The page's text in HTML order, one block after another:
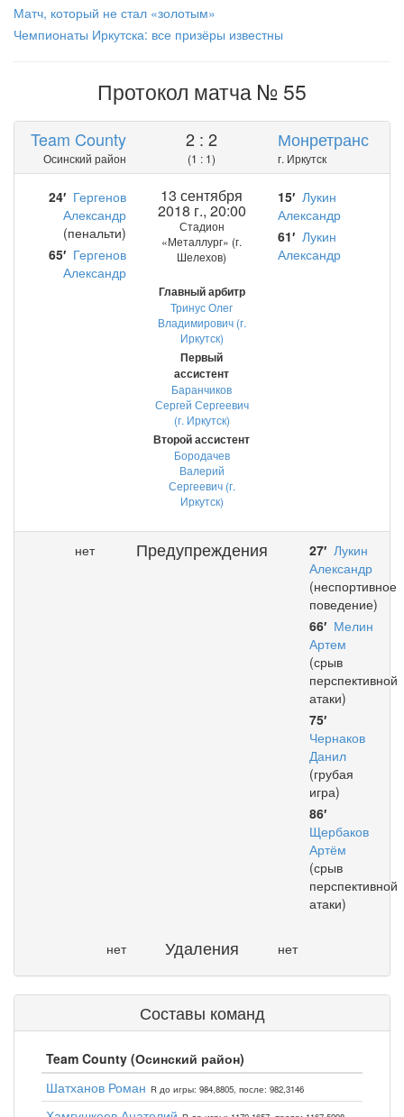
Матч, который не стал «золотым»
Чемпионаты Иркутска: все призёры известны
Протокол матча № 55
Team County
Осинский район
2 : 2
(1 : 1)
Монретранс
г. Иркутск
24′ Гергенов
Александр
(пенальти)
65′ Гергенов
Александр
13 сентября
2018 г., 20:00
Стадион
«Металлург» (г.
Шелехов)
Главный арбитр
Тринус Олег
Владимирович (г.
Иркутск)
Первый
ассистент
Баранчиков
Сергей Сергеевич
(г. Иркутск)
Второй ассистент
Бородачев
Валерий
Сергеевич (г.
Иркутск)
15′ Лукин
Александр
61′ Лукин
Александр
нет Предупреждения 27′ Лукин
Александр
(неспортивное
поведение)
66′ Мелин
Артем
(срыв
перспективной
атаки)
75′
Чернаков
Данил
(грубая
игра)
86′
Щербаков
Артём
(срыв
перспективной
атаки)
нет Удаления нет
Составы команд
Team County (Осинский район)
Шатханов Роман R до игры: 984,8805, после: 982,3146